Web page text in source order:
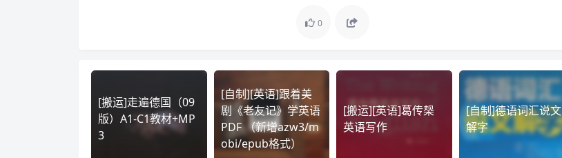
0
[搬运]走遍德国（09
版）A1-C1教材+MP
3
[自制][英语]跟着美
剧《老友记》学英语
PDF （新增azw3/m
obi/epub格式）
[搬运][英语]葛传椝
英语写作
[自制]德语词汇说文
解字